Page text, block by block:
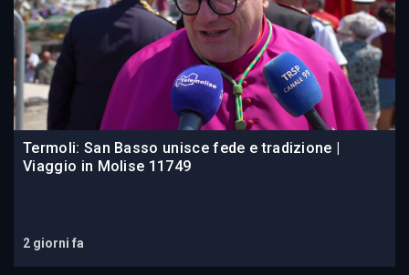
Termoli: San Basso unisce fede e tradizione |
Viaggio in Molise 11749
2 giorni fa